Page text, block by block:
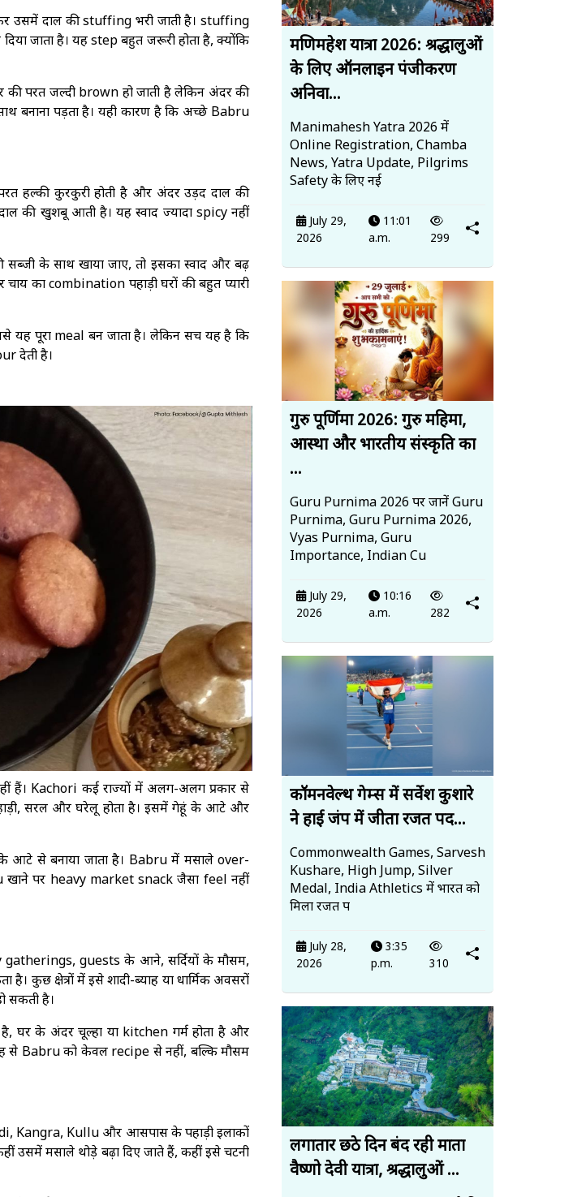
उसमें दाल की stuffing भरी जाती है। stuffing
जाता है। यह step बहुत जरूरी होता है, क्योंकि
परत जल्दी brown हो जाती है लेकिन अंदर की
बनाना पड़ता है। यही कारण है कि अच्छे Babru
हल्की कुरकुरी होती है और अंदर उड़द दाल की
की खुशबू आती है। यह स्वाद ज्यादा spicy नहीं
सब्जी के साथ खाया जाए, तो इसका स्वाद और बढ़
का combination पहाड़ी घरों की बहुत प्यारी
यह पूरा meal बन जाता है। लेकिन सच यह है कि
देती है।
हैं। Kachori कई राज्यों में अलग-अलग प्रकार से
सरल और घरेलू होता है। इसमें गेहूं के आटे और
आटे से बनाया जाता है। Babru में मसाले over-
खाने पर heavy market snack जैसा feel नहीं
gatherings, guests के आने, सर्दियों के मौसम,
कुछ क्षेत्रों में इसे शादी-ब्याह या धार्मिक अवसरों
सकती है।
घर के अंदर चूल्हा या kitchen गर्म होता है और
से Babru को केवल recipe से नहीं, बल्कि मौसम
Kangra, Kullu और आसपास के पहाड़ी इलाकों
उसमें मसाले थोड़े बढ़ा दिए जाते हैं, कहीं इसे चटनी
मणिमहेश यात्रा 2026: श्रद्धालुओं
के लिए ऑनलाइन पंजीकरण
अनिवा...
Manimahesh Yatra 2026 में
Online Registration, Chamba
News, Yatra Update, Pilgrims
Safety के लिए नई
July 29,
2026
11:01
a.m.
299
गुरु पूर्णिमा 2026: गुरु महिमा,
आस्था और भारतीय संस्कृति का
...
Guru Purnima 2026 पर जानें Guru
Purnima, Guru Purnima 2026,
Vyas Purnima, Guru
Importance, Indian Cu
July 29,
2026
10:16
a.m.
282
कॉमनवेल्थ गेम्स में सर्वेश कुशारे
ने हाई जंप में जीता रजत पद...
Commonwealth Games, Sarvesh
Kushare, High Jump, Silver
Medal, India Athletics में भारत को
मिला रजत प
July 28,
2026
3:35
p.m.
310
लगातार छठे दिन बंद रही माता
वैष्णो देवी यात्रा, श्रद्धालुओं ...